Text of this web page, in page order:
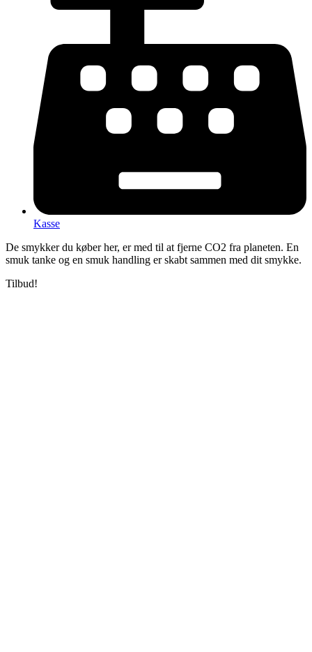
Kasse
De smykker du køber her, er med til at fjerne CO2 fra planeten. En
smuk tanke og en smuk handling er skabt sammen med dit smykke.
Tilbud!